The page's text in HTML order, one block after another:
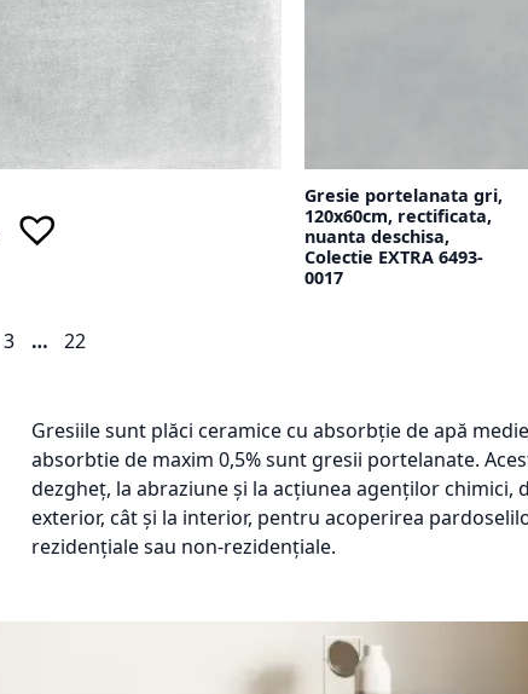
Gresie portelanata gri,
120x60cm, rectificata,
nuanta deschisa,
Colectie EXTRA 6493-
0017
3 … 22
Gresiile sunt plăci ceramice cu absorbție de apă
absorbtie de maxim 0,5% sunt gresii portelanate.
dezgheț, la abraziune și la acțiunea agenților chimici,
exterior, cât și la interior, pentru acoperirea
rezidențiale sau non-rezidențiale.